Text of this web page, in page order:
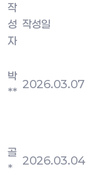
작
성
자
작성일
박
**
2026.03.07
골
*
2026.03.04